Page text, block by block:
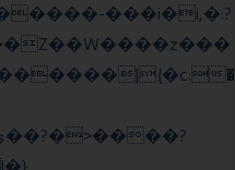
���i�i,�:?